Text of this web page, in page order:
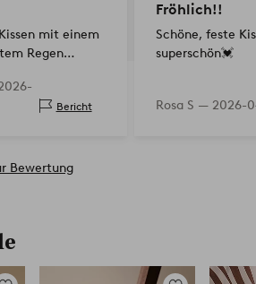
mit einem
Regen
70er Jahre.
eines, aber es
Bericht
Fröhlich!!
Schöne, feste
superschön💓
Rosa S — 2026-
Bewertung